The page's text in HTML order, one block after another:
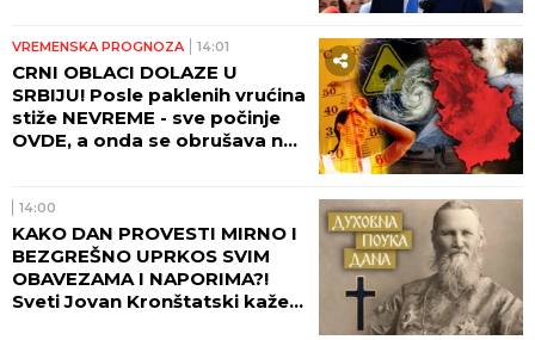
VREMENSKA PROGNOZA 14:01
CRNI OBLACI DOLAZE U
SRBIJU! Posle paklenih vrućina
stiže NEVREME - sve počinje
OVDE, a onda se obrušava na
14:00
KAKO DAN PROVESTI MIRNO I
BEZGREŠNO UPRKOS SVIM
OBAVEZAMA I NAPORIMA?!
Sveti Jovan Kronštatski kaže